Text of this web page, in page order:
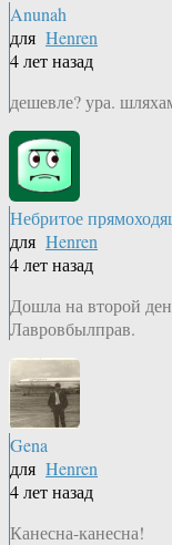
Anunah
для Henren
4 лет назад
дешевле? ура.
Небритое
для Henren
4 лет назад
Дошла на второй
Лавровбылправ.
Gena
для Henren
4 лет назад
Канесна-канесна!